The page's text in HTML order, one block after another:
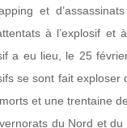
et
à l’explosif et
a eu lieu, le 25
se sont fait
et une trentaine
du Nord et